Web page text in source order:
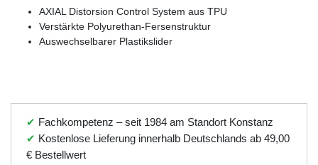
AXIAL Distorsion Control System aus TPU
Verstärkte Polyurethan-Fersenstruktur
Auswechselbarer Plastikslider
✔ Fachkompetenz – seit 1984 am Standort Konstanz
✔ Kostenlose Lieferung innerhalb Deutschlands ab 49,00
€ Bestellwert